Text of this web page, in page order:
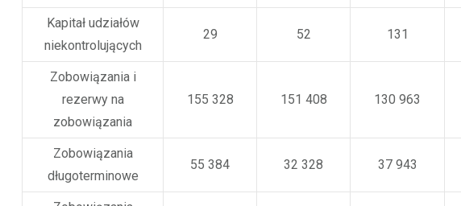
Kapitał udziałów
niekontrolujących
29 52 131
Zobowiązania i
rezerwy na
zobowiązania
155 328 151 408 130 963
Zobowiązania
długoterminowe
55 384 32 328 37 943